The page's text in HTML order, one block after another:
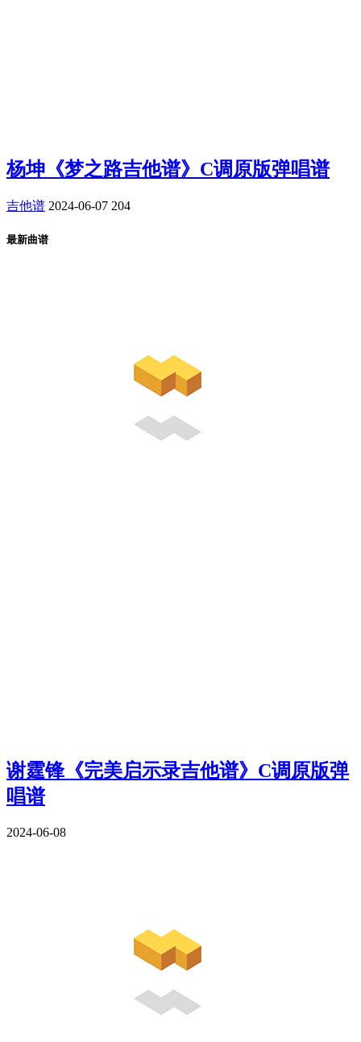
杨坤《梦之路吉他谱》C调原版弹唱谱
吉他谱 2024-06-07 204
最新曲谱
谢霆锋《完美启示录吉他谱》C调原版弹
唱谱
2024-06-08